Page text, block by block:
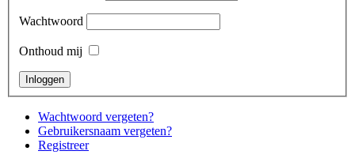
Wachtwoord
Onthoud mij
Wachtwoord vergeten?
Gebruikersnaam vergeten?
Registreer